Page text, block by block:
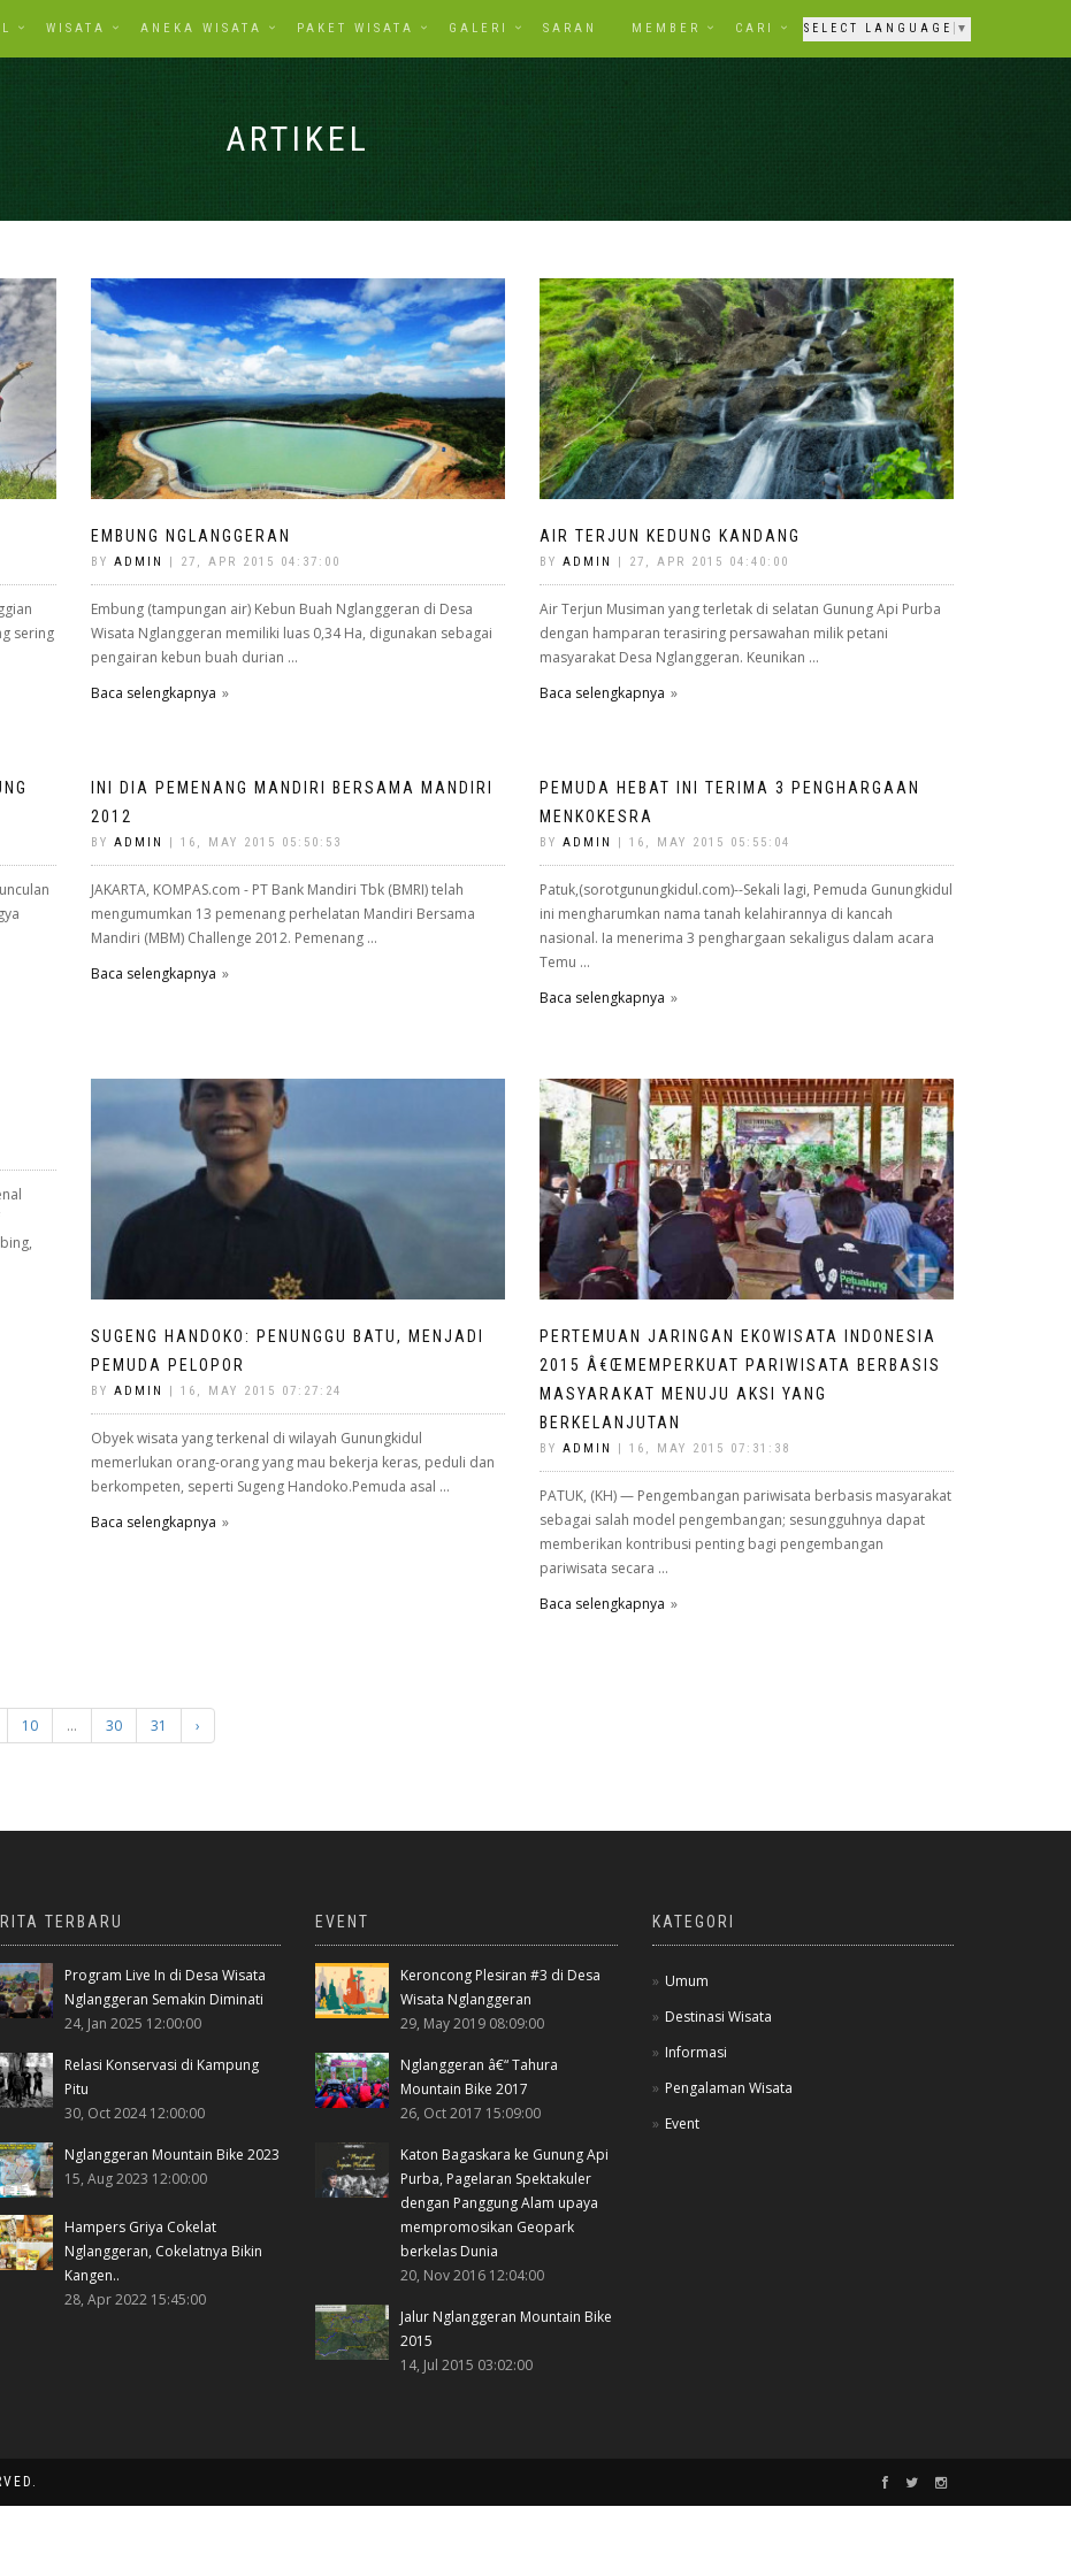
WISATA ANEKA WISATA PAKET WISATA GALERI SARAN MEMBER CARI SELECT LANGUAGE ▼
ARTIKEL
sering
EMBUNG NGLANGGERAN
BY ADMIN | 27, APR 2015 04:37:00
Embung (tampungan air) Kebun Buah Nglanggeran di Desa
Wisata Nglanggeran memiliki luas 0,34 Ha, digunakan sebagai
pengairan kebun buah durian ...
Baca selengkapnya
AIR TERJUN KEDUNG KANDANG
BY ADMIN | 27, APR 2015 04:40:00
Air Terjun Musiman yang terletak di selatan Gunung Api Purba
dengan hamparan terasiring persawahan milik petani
masyarakat Desa Nglanggeran. Keunikan ...
Baca selengkapnya
INI DIA PEMENANG MANDIRI BERSAMA MANDIRI
2012
BY ADMIN | 16, MAY 2015 05:50:53
JAKARTA, KOMPAS.com - PT Bank Mandiri Tbk (BMRI) telah
mengumumkan 13 pemenang perhelatan Mandiri Bersama
Mandiri (MBM) Challenge 2012. Pemenang ...
Baca selengkapnya
PEMUDA HEBAT INI TERIMA 3 PENGHARGAAN
MENKOKESRA
BY ADMIN | 16, MAY 2015 05:55:04
Patuk,(sorotgunungkidul.com)--Sekali lagi, Pemuda Gunungkidul
ini mengharumkan nama tanah kelahirannya di kancah
nasional. Ia menerima 3 penghargaan sekaligus dalam acara
Temu ...
Baca selengkapnya
SUGENG HANDOKO: PENUNGGU BATU, MENJADI
PEMUDA PELOPOR
BY ADMIN | 16, MAY 2015 07:27:24
Obyek wisata yang terkenal di wilayah Gunungkidul
memerlukan orang-orang yang mau bekerja keras, peduli dan
berkompeten, seperti Sugeng Handoko.Pemuda asal ...
Baca selengkapnya
PERTEMUAN JARINGAN EKOWISATA INDONESIA
2015 Â€ŒMEMPERKUAT PARIWISATA BERBASIS
MASYARAKAT MENUJU AKSI YANG
BERKELANJUTAN
BY ADMIN | 16, MAY 2015 07:31:38
PATUK, (KH) — Pengembangan pariwisata berbasis masyarakat
sebagai salah model pengembangan; sesungguhnya dapat
memberikan kontribusi penting bagi pengembangan
pariwisata secara ...
Baca selengkapnya
10 ... 30 31 ›
TERBARU
Program Live In di Desa Wisata
Nglanggeran Semakin Diminati
24, Jan 2025 12:00:00
Relasi Konservasi di Kampung
Pitu
30, Oct 2024 12:00:00
Nglanggeran Mountain Bike 2023
15, Aug 2023 12:00:00
Hampers Griya Cokelat
Nglanggeran, Cokelatnya Bikin
Kangen..
28, Apr 2022 15:45:00
EVENT
Keroncong Plesiran #3 di Desa
Wisata Nglanggeran
29, May 2019 08:09:00
Nglanggeran â€“ Tahura
Mountain Bike 2017
26, Oct 2017 15:09:00
Katon Bagaskara ke Gunung Api
Purba, Pagelaran Spektakuler
dengan Panggung Alam upaya
mempromosikan Geopark
berkelas Dunia
20, Nov 2016 12:04:00
Jalur Nglanggeran Mountain Bike
2015
14, Jul 2015 03:02:00
KATEGORI
Umum
Destinasi Wisata
Informasi
Pengalaman Wisata
Event